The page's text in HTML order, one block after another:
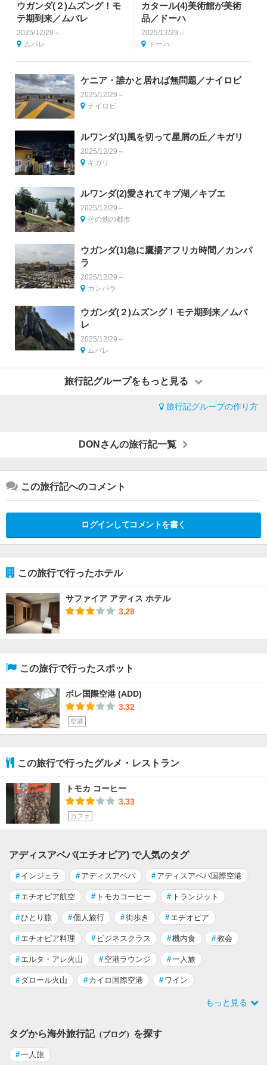
ウガンダ(２)ムズング！モ
テ期到来／ムバレ
2025/12/29～
ムバレ
カタール(4)美術館が美術
品／ドーハ
2025/12/29～
ドーハ
ケニア・誰かと居れば無問題／ナイロビ
2025/12/29～
ナイロビ
ルワンダ(1)風を切って星屑の丘／キガリ
2025/12/29～
キガリ
ルワンダ(2)愛されてキブ湖／キブエ
2025/12/29～
その他の都市
ウガンダ(1)急に鷹揚アフリカ時間／カンパ
ラ
2025/12/29～
カンパラ
ウガンダ(２)ムズング！モテ期到来／ムバ
レ
2025/12/29～
ムバレ
旅行記グループをもっと見る
旅行記グループの作り方
DONさんの旅行記一覧
この旅行記へのコメント
ログインしてコメントを書く
この旅行で行ったホテル
サファイア アディス ホテル
3.28
この旅行で行ったスポット
ボレ国際空港 (ADD)
3.32
空港
この旅行で行ったグルメ・レストラン
トモカ コーヒー
3.33
カフェ
アディスアベバ(エチオピア) で人気のタグ
# インジェラ # アディスアベバ # アディスアベバ国際空港
# エチオピア航空 # トモカコーヒー # トランジット
#ひとり旅 #個人旅行 #街歩き # エチオピア
# エチオピア料理 # ビジネスクラス #機内食 #教会
# エルタ・アレ火山 # 空港ラウンジ #一人旅
# ダロール火山 # カイロ国際空港 # ワイン
もっと見る
タグから海外旅行記（ブログ） を探す
#一人旅